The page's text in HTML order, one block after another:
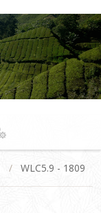
/ WLC5.9 - 1809